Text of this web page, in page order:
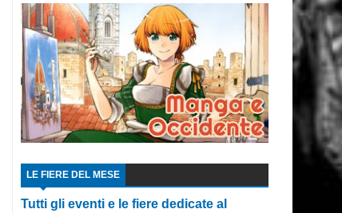
LE FIERE DEL MESE
Tutti gli eventi e le fiere dedicate al